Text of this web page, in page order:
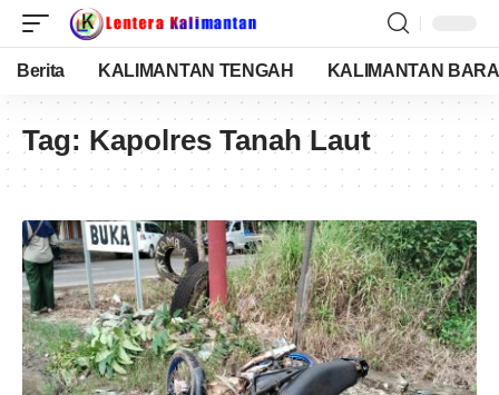
Berita KALIMANTAN TENGAH KALIMANTAN
Tag: Kapolres Tanah Laut